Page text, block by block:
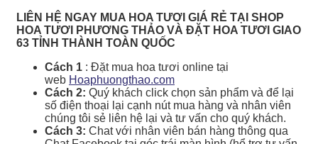
LIÊN HỆ NGAY MUA HOA TƯƠI GIÁ RẺ TẠI SHOP
HOA TƯƠI PHƯƠNG THẢO VÀ ĐẶT HOA TƯƠI GIAO
63 TỈNH THÀNH TOÀN QUỐC
Cách 1 : Đặt mua hoa tươi online tại
web Hoaphuongthao.com
Cách 2: Quý khách click chọn sản phẩm và để lại
số điện thoại lại cạnh nút mua hàng và nhân viên
chúng tôi sẻ liên hệ lại và tư vấn cho quý khách.
Cách 3: Chat với nhân viên bán hàng thông qua